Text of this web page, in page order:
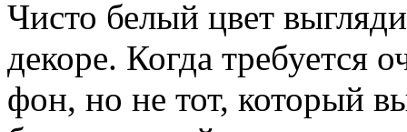
Чисто белый цвет
декоре. Когда требуется
фон, но не тот, который